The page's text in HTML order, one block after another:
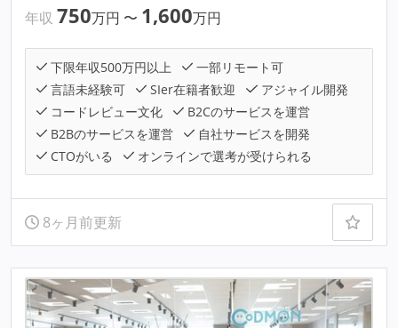
年収 750万円 〜 1,600万円
下限年収500万円以上
一部リモート可
言語未経験可
SIer在籍者歓迎
アジャイル開発
コードレビュー文化
B2Cのサービスを運営
B2Bのサービスを運営
自社サービスを開発
CTOがいる
オンラインで選考が受けられる
8ヶ月前更新